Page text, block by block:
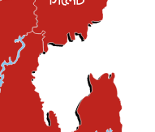
৫ আগস্ট, ২০২৬
আমন্ত্রণ
৫ আগস্ট, ২০২৬
স্মরণে দেশজুড়ে কর্মসূচি
৫ আগস্ট, ২০২৬